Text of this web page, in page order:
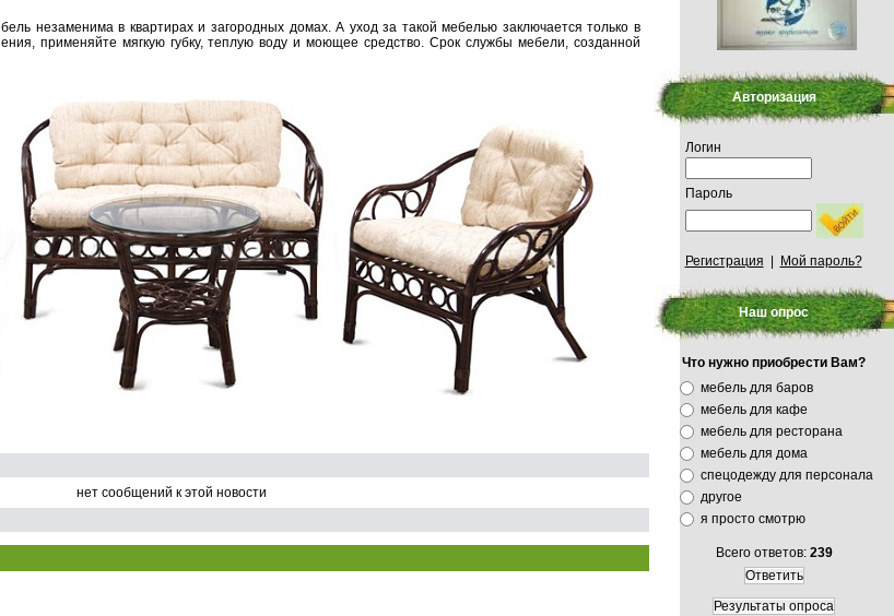
незаменима в квартирах и загородных домах. А уход за такой мебелью заключается только в
применяйте мягкую губку, теплую воду и моющее средство. Срок службы мебели, созданной
нет сообщений к этой новости
Авторизация
Логин
Пароль
Регистрация Мой пароль?
Наш опрос
Что нужно приобрести Вам?
мебель для баров
мебель для кафе
мебель для ресторана
мебель для дома
спецодежду для персонала
другое
я просто смотрю
Всего ответов: 239
Ответить
Результаты опроса